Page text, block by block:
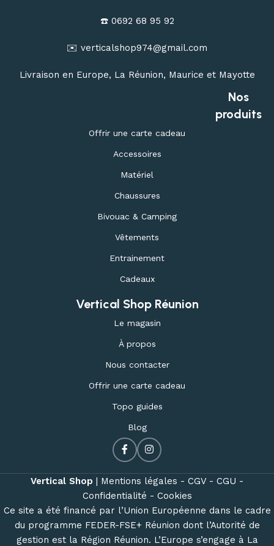
☎️ 0692 68 95 92
✉️ verticalshop974@gmail.com
Livraison en Europe, La Réunion, Maurice et Mayotte
Nos
produits
Offrir une carte cadeau
Accessoires
Matériel
Chaussures
Bivouac & Camping
Vêtements
Entrainement
Cadeaux
Vertical Shop Réunion
Le magasin
À propos
Nous contacter
Offrir une carte cadeau
Topo guides
Blog
Vertical Shop | Mentions légales - CGV - CGU -
Confidentialité - Cookies
Ce site a été financé par l’Union Européenne dans le cadre
du programme FEDER-FSE+ Réunion dont l’Autorité de
gestion est la Région Réunion. L’Europe s’engage à La